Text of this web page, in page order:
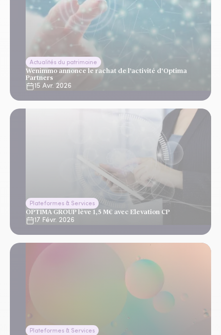
Actualités du patrimoine
Wenimmo annonce le rachat de l’activité d'Optima
Partners
15 Avr. 2026
Plateformes & Services
OPTIMA GROUP lève 1,5 M€ avec Elevation CP
17 Févr. 2026
Plateformes & Services